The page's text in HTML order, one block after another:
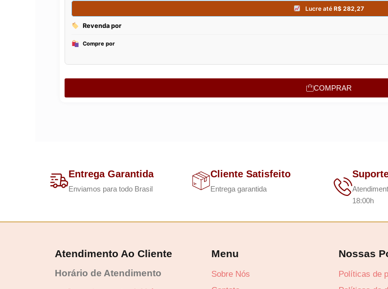
COMPRAR
Entrega Garantida
Enviamos para todo Brasil
Cliente Satisfeito
Entrega garantida
18:00h
Atendimento Ao Cliente
Horário de Atendimento
Menu
Sobre Nós
Nossas
Políticas de